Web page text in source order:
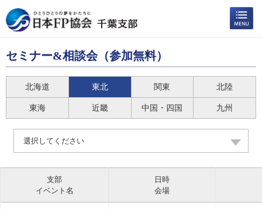
セミナー&相談会（参加無料）
北海道 東北 関東 北陸
東海 近畿 中国・四国 九州
選択してください
支部
イベント名
日時
会場